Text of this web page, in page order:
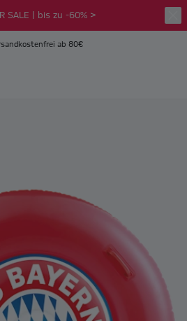
SALE | bis zu -60% >
ab 80€